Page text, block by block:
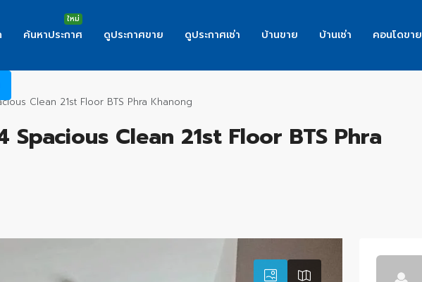
ค้นหาประกาศ ดูประกาศขาย ดูประกาศเช่า บ้านขาย บ้านเช่า คอนโดขาย
Clean 21st Floor BTS Phra Khanong
Clean 21st Floor BTS Phra